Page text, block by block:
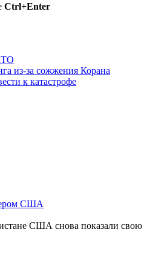
Ctrl+Enter
из-за сожжения Корана
к катастрофе
США
США снова показали свою